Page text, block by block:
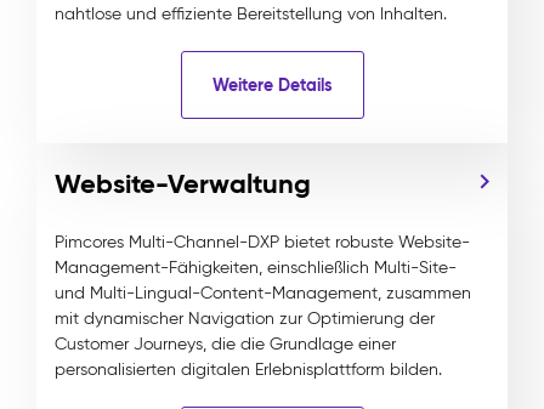
nahtlose und effiziente Bereitstellung von Inhalten.
Weitere Details
Website-Verwaltung
Pimcores Multi-Channel-DXP bietet robuste Website-
Management-Fähigkeiten, einschließlich Multi-Site-
und Multi-Lingual-Content-Management, zusammen
mit dynamischer Navigation zur Optimierung der
Customer Journeys, die die Grundlage einer
personalisierten digitalen Erlebnisplattform bilden.